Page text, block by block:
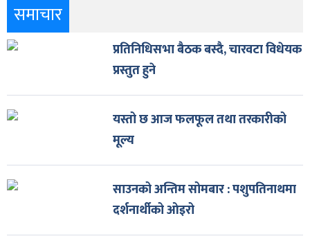
समाचार
प्रतिनिधिसभा बैठक बस्दै, चारवटा विधेयक
प्रस्तुत हुने
यस्तो छ आज फलफूल तथा तरकारीको
मूल्य
साउनको अन्तिम सोमबार : पशुपतिनाथमा
दर्शनार्थीको ओइरो